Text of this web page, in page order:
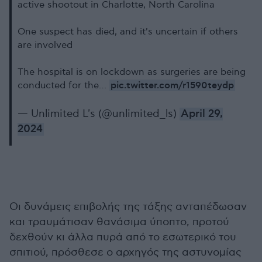
active shootout in Charlotte, North Carolina
One suspect has died, and it's uncertain if others
are involved
The hospital is on lockdown as surgeries are being
conducted for the… pic.twitter.com/r1590teydp
— Unlimited L's (@unlimited_ls) April 29,
2024
Οι δυνάμεις επιβολής της τάξης ανταπέδωσαν
και τραυμάτισαν θανάσιμα ύποπτο, προτού
δεχθούν κι άλλα πυρά από το εσωτερικό του
σπιτιού, πρόσθεσε ο αρχηγός της αστυνομίας